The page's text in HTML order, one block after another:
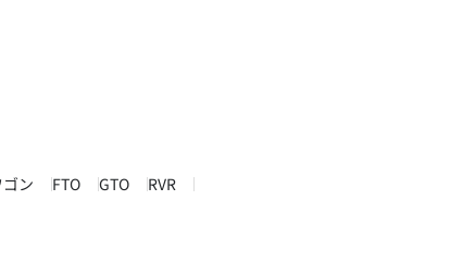
ン FTO GTO RVR